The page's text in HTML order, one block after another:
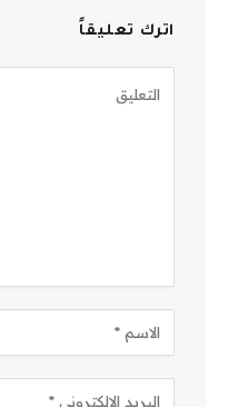
اترك تعليقاً